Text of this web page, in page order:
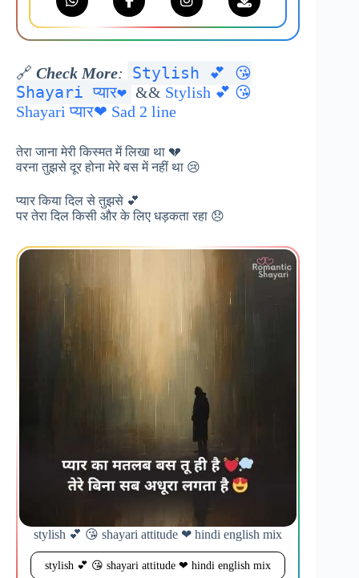
🔗 Check More:
Stylish 💕 😘
Shayari प्यार❤ && Stylish 💕 😘
Shayari प्यार❤ Sad 2 line
तेरा जाना मेरी किस्मत में लिखा था 💔
वरना तुझसे दूर होना मेरे बस में नहीं था 😢
प्यार किया दिल से तुझसे 💕
पर तेरा दिल किसी और के लिए धड़कता रहा 😞
stylish 💕 😘 shayari attitude ❤ hindi english mix
stylish 💕 😘 shayari attitude ❤ hindi english mix